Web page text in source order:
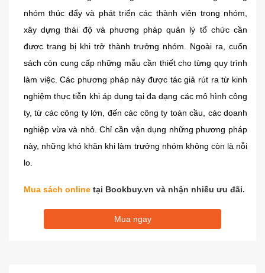
nhóm thúc đẩy và phát triển các thành viên trong nhóm,
xây dựng thái độ và phương pháp quản lý tổ chức cần
được trang bị khi trở thành trưởng nhóm. Ngoài ra, cuốn
sách còn cung cấp những mẫu cần thiết cho từng quy trình
làm việc. Các phương pháp này được tác giả rút ra từ kinh
nghiệm thực tiễn khi áp dụng tại đa dạng các mô hình công
ty, từ các công ty lớn, đến các công ty toàn cầu, các doanh
nghiệp vừa và nhỏ. Chỉ cần vận dụng những phương pháp
này, những khó khăn khi làm trưởng nhóm không còn là nỗi
lo.
Mua sách online tại Bookbuy.vn và nhận nhiều ưu đãi.
Mua ngay